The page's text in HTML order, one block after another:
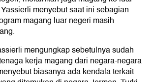
menyebut saat ini sebagian
magang luar negeri masih
mengungkap sebetulnya sudah
kerja magang dari negara-negara
biasanya ada kendala terkait